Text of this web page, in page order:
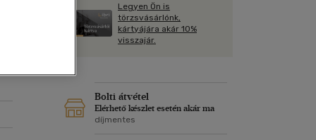
Kártya
Képeslap
Naptár
Legyen Ön is
törzsvásárlónk,
kártyájára akár 10%
visszajár.
Bolti átvétel
Elérhető készlet esetén akár ma
díjmentes